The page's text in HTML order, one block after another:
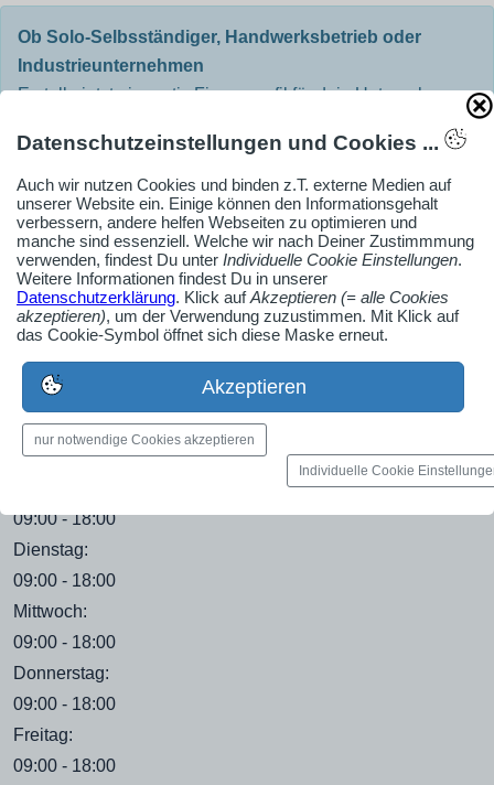
Ob Solo-Selbsständiger, Handwerksbetrieb oder
Industrieunternehmen
Erstelle jetzt ein gratis Firmenprofil für dein Unternehmen:
Medien-Galerie
Bilder, PDFs, Audio, Video
Pinnwand
Jobs, News, Dates & mehr
Öffnungszeiten
Neoseo
09:00 - 18:00
Dienstag:
09:00 - 18:00
Mittwoch:
09:00 - 18:00
Donnerstag:
09:00 - 18:00
Freitag:
09:00 - 18:00
Datenschutzeinstellungen und Cookies ...
Auch wir nutzen Cookies und binden z.T. externe Medien auf
unserer Website ein. Einige können den Informationsgehalt
verbessern, andere helfen Webseiten zu optimieren und
manche sind essenziell. Welche wir nach Deiner Zustimmmung
verwenden, findest Du unter Individuelle Cookie Einstellungen.
Weitere Informationen findest Du in unserer
Datenschutzerklärung. Klick aufAkzeptieren (= alle Cookies
akzeptieren), um der Verwendung zuzustimmen. Mit Klick auf
das Cookie-Symbol öffnet sich diese Maske erneut.
Akzeptieren
nur notwendige Cookies akzeptieren
Individuelle Cookie